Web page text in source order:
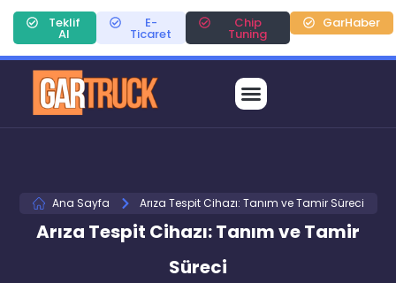
Teklif
Al
E-
Ticaret
Chip
Tuning
GarHaber
Ana Sayfa Arıza Tespit Cihazı: Tanım ve Tamir Süreci
Arıza Tespit Cihazı: Tanım ve Tamir
Süreci